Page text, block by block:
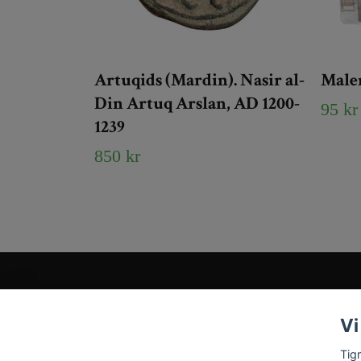
Artuqids (Mardin). Nasir al-
Din Artuq Arslan, AD 1200-
1239
850 kr
95 kr
Info@tigrisantiques.com